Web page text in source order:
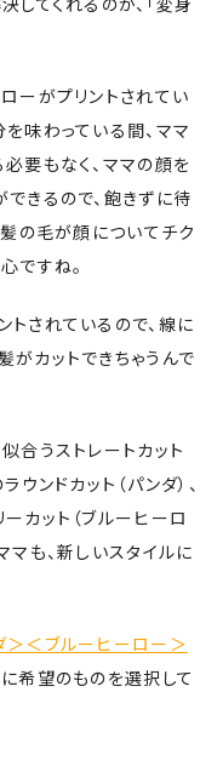
ーがプリントされてい
味わっている間、ママ
要もなく、ママの顔を
きるので、飽きずに待
髪の毛が顔についてチク
ですね。
されているので、線に
カットできちゃうんで
合うストレートカット
ウンドカット（パンダ）、
カット（ブルーヒーロ
マも、新しいスタイルに
＞＜ブルーヒーロー＞
希望のものを選択して